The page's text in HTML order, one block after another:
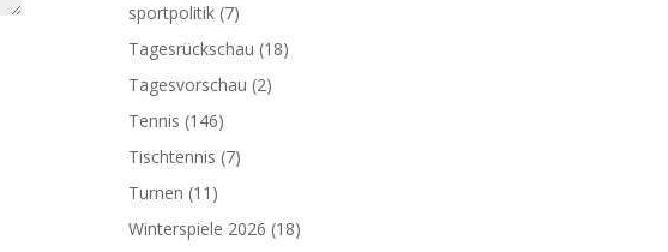
sportpolitik(7)
Tagesrückschau (18)
Tagesvorschau (2)
Tennis (146)
Tischtennis (7)
Turnen (11)
Winterspiele 2026 (18)